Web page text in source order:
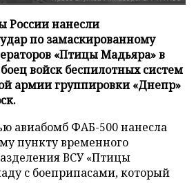
России нанесли
по замаскированному
«Птицы Мадьяра» в
войск беспилотных систем
армии группировки «Днепр»
авиабомб ФАБ-500 нанесла
пункту временного
ВСУ «Птицы
с боеприпасами, который